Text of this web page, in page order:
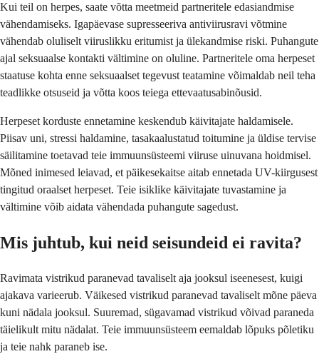
Kui teil on herpes, saate võtta meetmeid partneritele edasiandmise
vähendamiseks. Igapäevase supresseeriva antiviirusravi võtmine
vähendab oluliselt viiruslikku eritumist ja ülekandmise riski. Puhangute
ajal seksuaalse kontakti vältimine on oluline. Partneritele oma herpeset
staatuse kohta enne seksuaalset tegevust teatamine võimaldab neil teha
teadlikke otsuseid ja võtta koos teiega ettevaatusabinõusid.
Herpeset korduste ennetamine keskendub käivitajate haldamisele.
Piisav uni, stressi haldamine, tasakaalustatud toitumine ja üldise tervise
säilitamine toetavad teie immuunsüsteemi viiruse uinuvana hoidmisel.
Mõned inimesed leiavad, et päikesekaitse aitab ennetada UV-kiirgusest
tingitud oraalset herpeset. Teie isiklike käivitajate tuvastamine ja
vältimine võib aidata vähendada puhangute sagedust.
Mis juhtub, kui neid seisundeid ei ravita?
Ravimata vistrikud paranevad tavaliselt aja jooksul iseenesest, kuigi
ajakava varieerub. Väikesed vistrikud paranevad tavaliselt mõne päeva
kuni nädala jooksul. Suuremad, sügavamad vistrikud võivad paraneda
täielikult mitu nädalat. Teie immuunsüsteem eemaldab lõpuks põletiku
ja teie nahk paraneb ise.